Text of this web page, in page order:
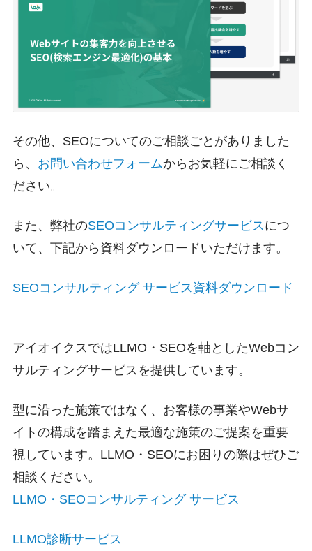
その他、SEOについてのご相談ごとがありました
ら、 お問い合わせフォームからお気軽にご相談く
ださい。
また、弊社のSEOコンサルティングサービス につ
いて、下記から資料ダウンロードいただけます。
SEOコンサルティング サービス資料ダウンロード
アイオイクスではLLMO・SEOを軸としたWebコン
サルティングサービスを提供しています。
型に沿った施策ではなく、お客様の事業やWebサ
イトの構成を踏まえた最適な施策のご提案を重要
視しています。LLMO・SEOにお困りの際はぜひご
相談ください。
LLMO・SEOコンサルティング サービス
LLMO診断サービス